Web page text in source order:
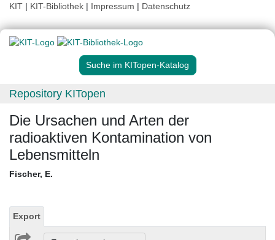
KIT | KIT-Bibliothek | Impressum | Datenschutz
Suche im KITopen-Katalog
Repository KITopen
Die Ursachen und Arten der
radioaktiven Kontamination von
Lebensmitteln
Fischer, E.
Export